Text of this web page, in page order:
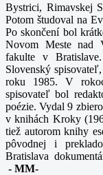
Bystrici, Rimavskej
Potom študoval na
Po skončení bol
Novom Meste nad
fakulte v
Slovenský
roku 1985. V
spisovateľ bol
poézie. Vydal 9
v knihách Kroky
tiež autorom knihy
pôvodnej i
Bratislava
- MM-